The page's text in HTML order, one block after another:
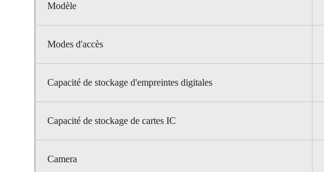
Modèle
Modes d'accès
Capacité de stockage d'empreintes digitales
Capacité de stockage de cartes IC
Camera